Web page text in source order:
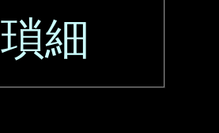
瑣細